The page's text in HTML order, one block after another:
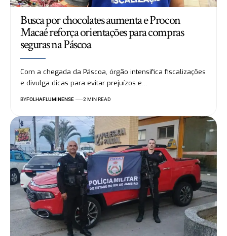
Busca por chocolates aumenta e Procon
Macaé reforça orientações para compras
seguras na Páscoa
Com a chegada da Páscoa, órgão intensifica fiscalizações
e divulga dicas para evitar prejuízos e…
BYFOLHAFLUMINENSE 2 MIN READ